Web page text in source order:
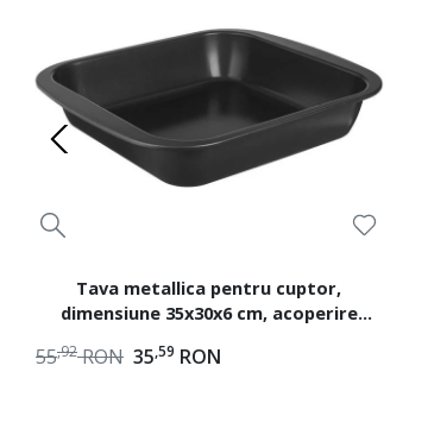
Tava metallica pentru cuptor,
dimensiune 35x30x6 cm, acoperire
35,59 RON
55,92 RON